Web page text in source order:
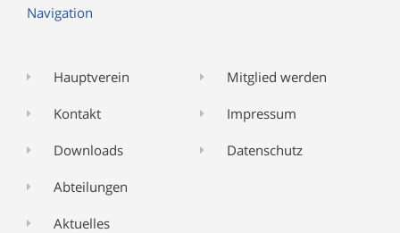
Navigation
Hauptverein
Kontakt
Downloads
Abteilungen
Aktuelles
Mitglied werden
Impressum
Datenschutz